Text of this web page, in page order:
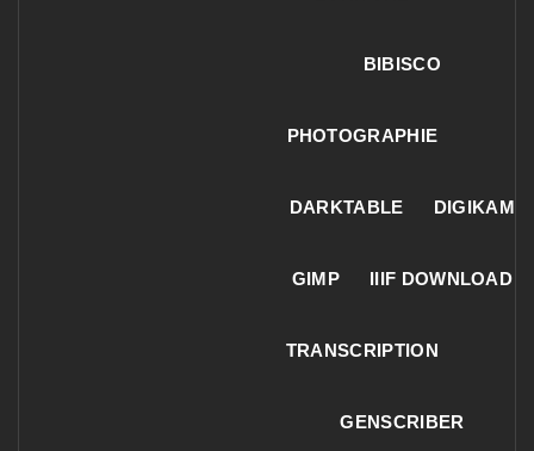
BIBISCO
PHOTOGRAPHIE
DARKTABLE DIGIKAM
GIMP IIIF DOWNLOAD
TRANSCRIPTION
GENSCRIBER